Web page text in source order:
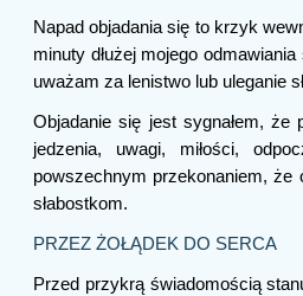
Napad objadania się to krzyk
minuty dłużej mojego
uważam za lenistwo lub uleganie
Objadanie się jest sygnałem,
jedzenia, uwagi, miłości,
powszechnym przekonaniem, że
słabostkom.
PRZEZ ŻOŁĄDEK DO SERCA
Przed przykrą świadomością